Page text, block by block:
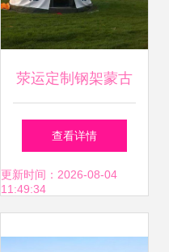
荥运定制钢架蒙古
包 旅游露营户外小
型蒙古包篷的理想
查看详情
更新时间：2026-08-04
11:49:34